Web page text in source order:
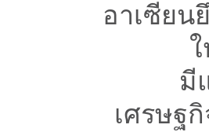
อาเซียน
มี
เศรษฐ